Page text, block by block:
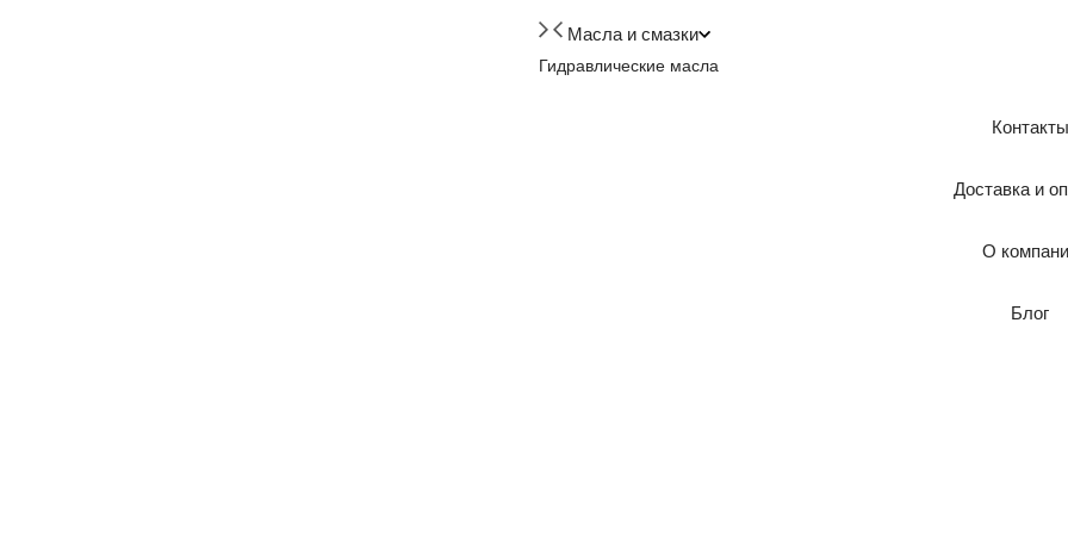
Масла и смазки
Гидравлические масла
Контакты
Доставка и
О
Блог